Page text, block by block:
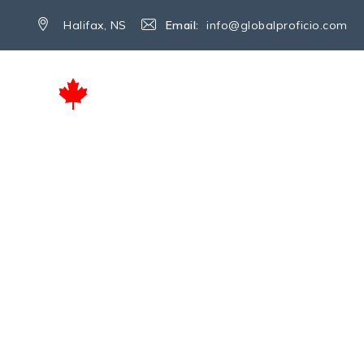
Halifax, NS Email: info@globalproficio.com